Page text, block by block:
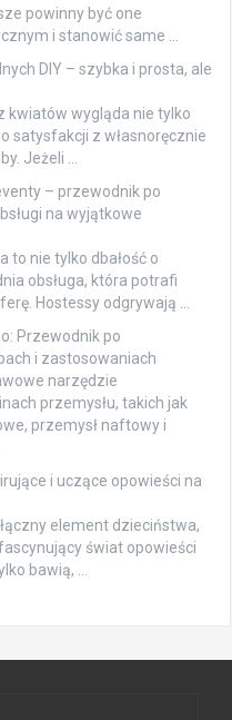
powinny być one
i stanowić same …
DIY – szybka i prosta, ale
kwiatów wygląda nie tylko
satysfakcji z własnoręcznie
Jeżeli …
– przewodnik po
na wyjątkowe
to nie tylko dbałość o
obsługa, która potrafi
Hostessy odgrywają …
Przewodnik po
i zastosowaniach
narzędzie
przemysłu, takich jak
przemysł naftowy i
i uczące opowieści na
element dzieciństwa,
świat opowieści
bawią, …